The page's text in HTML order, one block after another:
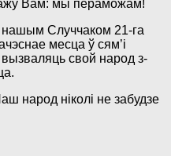
Вам: мы пераможам!
Случчаком 21-га
месца ў сям’і
свой народ з-
народ ніколі не забудзе